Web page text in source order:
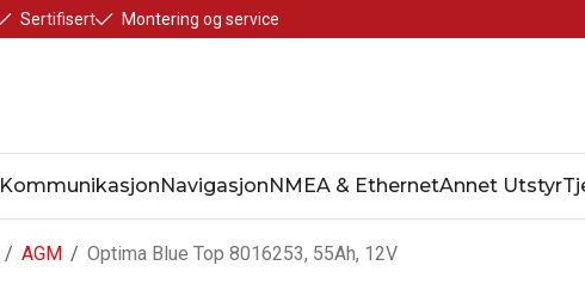
Sertifisert Montering og service
KommunikasjonNavigasjonNMEA & EthernetAnnet Utstyr
/ /
AGM Optima Blue Top 8016253, 55Ah, 12V